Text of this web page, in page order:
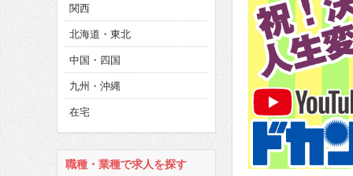
関西
北海道・東北
中国・四国
九州・沖縄
在宅
職種・業種で求人を探す